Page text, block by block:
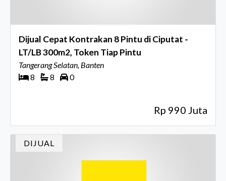
Dijual Cepat Kontrakan 8 Pintu di Ciputat -
LT/LB 300m2, Token Tiap Pintu
Tangerang Selatan, Banten
8
8 0
Rp 990 Juta
DIJUAL